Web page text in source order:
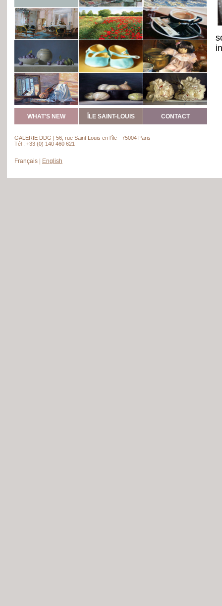
WHAT'S NEW ÎLE SAINT-LOUIS CONTACT
GALERIE DDG | 56, rue Saint Louis en l’île - 75004 Paris
Tél : +33 (0) 140 460 621
Français English